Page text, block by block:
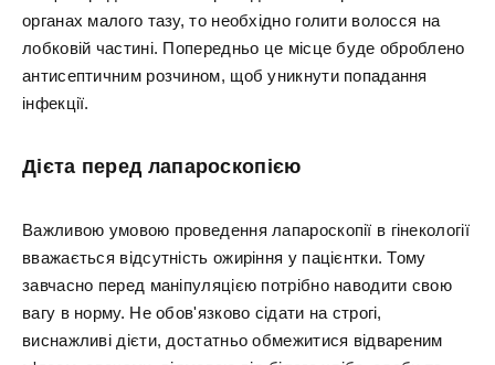
органах малого тазу, то необхідно голити волосся на
лобковій частині. Попередньо це місце буде оброблено
антисептичним розчином, щоб уникнути попадання
інфекції.
Дієта перед лапароскопією
Важливою умовою проведення лапароскопії в гінекології
вважається відсутність ожиріння у пацієнтки. Тому
завчасно перед маніпуляцією потрібно наводити свою
вагу в норму. Не обов'язково сідати на строгі,
виснажливі дієти, достатньо обмежитися відвареним